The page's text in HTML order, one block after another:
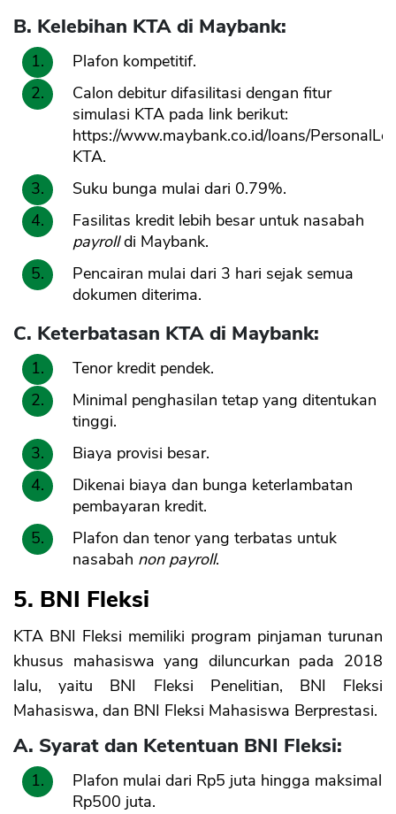
B. Kelebihan KTA di Maybank:
Plafon kompetitif.
Calon debitur difasilitasi dengan fitur
simulasi KTA pada link berikut:
https://www.maybank.co.id/loans/
KTA.
Suku bunga mulai dari 0.79%.
Fasilitas kredit lebih besar untuk nasabah
payrolldi Maybank.
Pencairan mulai dari 3 hari sejak semua
dokumen diterima.
C. Keterbatasan KTA di Maybank:
Tenor kredit pendek.
Minimal penghasilan tetap yang ditentukan
tinggi.
Biaya provisi besar.
Dikenai biaya dan bunga keterlambatan
pembayaran kredit.
Plafon dan tenor yang terbatas untuk
nasabah non payroll.
5. BNI Fleksi
KTA BNI Fleksi memiliki program pinjaman turunan
khusus mahasiswa yang diluncurkan pada 2018
lalu, yaitu BNI Fleksi Penelitian, BNI Fleksi
Mahasiswa, dan BNI Fleksi Mahasiswa Berprestasi.
A. Syarat dan Ketentuan BNI Fleksi:
Plafon mulai dari Rp5 juta hingga maksimal
Rp500 juta.